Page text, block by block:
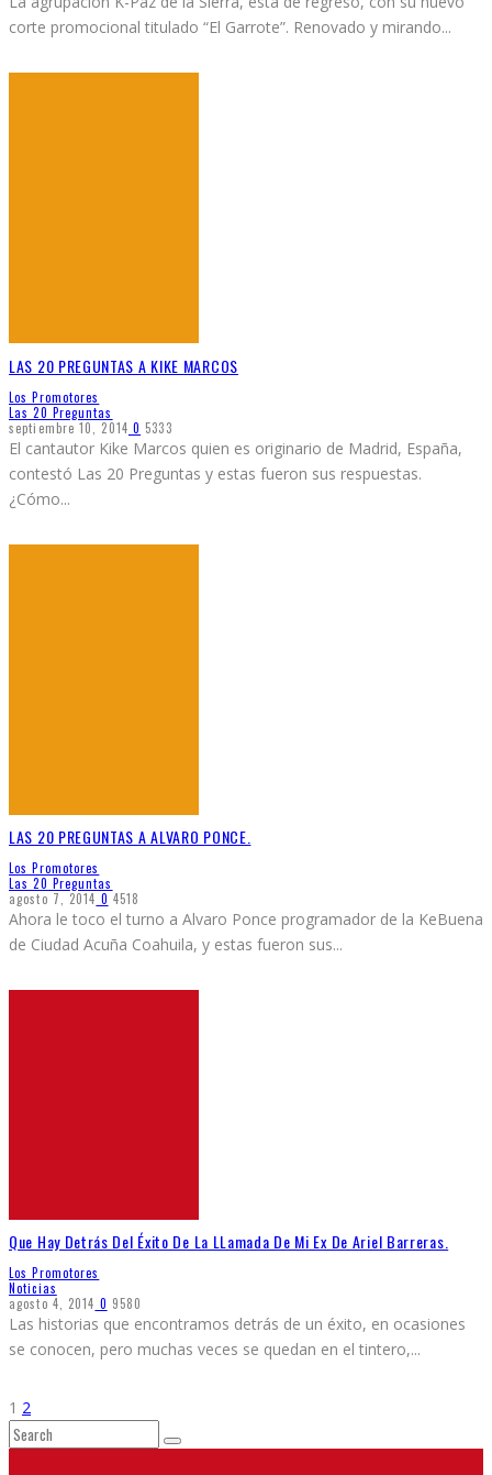
corte promocional titulado “El Garrote”. Renovado y mirando...
LAS 20 PREGUNTAS A KIKE MARCOS
Los Promotores
Las 20 Preguntas
septiembre 10, 2014 0 5333
El cantautor Kike Marcos quien es originario de Madrid, España,
contestó Las 20 Preguntas y estas fueron sus respuestas.
¿Cómo...
LAS 20 PREGUNTAS A ALVARO PONCE.
Los Promotores
Las 20 Preguntas
agosto 7, 2014 0 4518
Ahora le toco el turno a Alvaro Ponce programador de la KeBuena
de Ciudad Acuña Coahuila, y estas fueron sus...
Que Hay Detrás Del Éxito De La LLamada De Mi Ex De Ariel Barreras.
Los Promotores
Noticias
agosto 4, 2014 0 9580
Las historias que encontramos detrás de un éxito, en ocasiones
se conocen, pero muchas veces se quedan en el tintero,...
1 2